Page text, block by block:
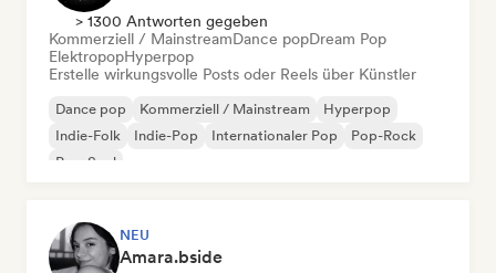
> 1300 Antworten gegeben
Kommerziell / MainstreamDance popDream Pop
ElektropopHyperpop
Erstelle wirkungsvolle Posts oder Reels über Künstler
Dance pop Kommerziell / Mainstream
Hyperpop
Indie-Folk
Indie-Pop Internationaler Pop
Pop-Rock
Pop-Soul
NEU
Amara.bside